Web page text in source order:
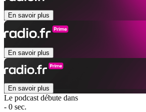
En savoir plus
En savoir plus
En savoir plus
Le podcast débute dans
- 0 sec.